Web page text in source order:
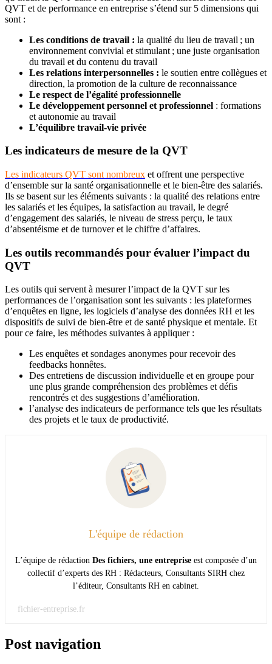
QVT et de performance en entreprise s’étend sur 5 dimensions qui
sont :
Les conditions de travail : la qualité du lieu de travail ; un
environnement convivial et stimulant ; une juste organisation
du travail et du contenu du travail
Les relations interpersonnelles : le soutien entre collègues et
direction, la promotion de la culture de reconnaissance
Le respect de l’égalité professionnelle
Le développement personnel et professionnel : formations
et autonomie au travail
L’équilibre travail-vie privée
Les indicateurs de mesure de la QVT
Les indicateurs QVT sont nombreux et offrent une perspective
d’ensemble sur la santé organisationnelle et le bien-être des salariés.
Ils se basent sur les éléments suivants : la qualité des relations entre
les salariés et les équipes, la satisfaction au travail, le degré
d’engagement des salariés, le niveau de stress perçu, le taux
d’absentéisme et de turnover et le chiffre d’affaires.
Les outils recommandés pour évaluer l’impact du
QVT
Les outils qui servent à mesurer l’impact de la QVT sur les
performances de l’organisation sont les suivants : les plateformes
d’enquêtes en ligne, les logiciels d’analyse des données RH et les
dispositifs de suivi de bien-être et de santé physique et mentale. Et
pour ce faire, les méthodes suivantes à appliquer :
Les enquêtes et sondages anonymes pour recevoir des
feedbacks honnêtes.
Des entretiens de discussion individuelle et en groupe pour
une plus grande compréhension des problèmes et défis
rencontrés et des suggestions d’amélioration.
l’analyse des indicateurs de performance tels que les résultats
des projets et le taux de productivité.
L'équipe de rédaction
L’équipe de rédaction Des fichiers, une entreprise est composée d’un
collectif d’experts des RH : Rédacteurs, Consultants SIRH chez
l’éditeur, Consultants RH en cabinet.
fichier-entreprise.fr
Post navigation